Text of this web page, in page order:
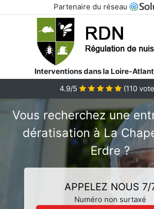
Partenaire du réseau
Interventions dans la Loire-
4.9/5
(110
Vous recherchez une
dératisation à La
Erdre ?
APPELEZ NOUS 7/
Numéro non surtaxé